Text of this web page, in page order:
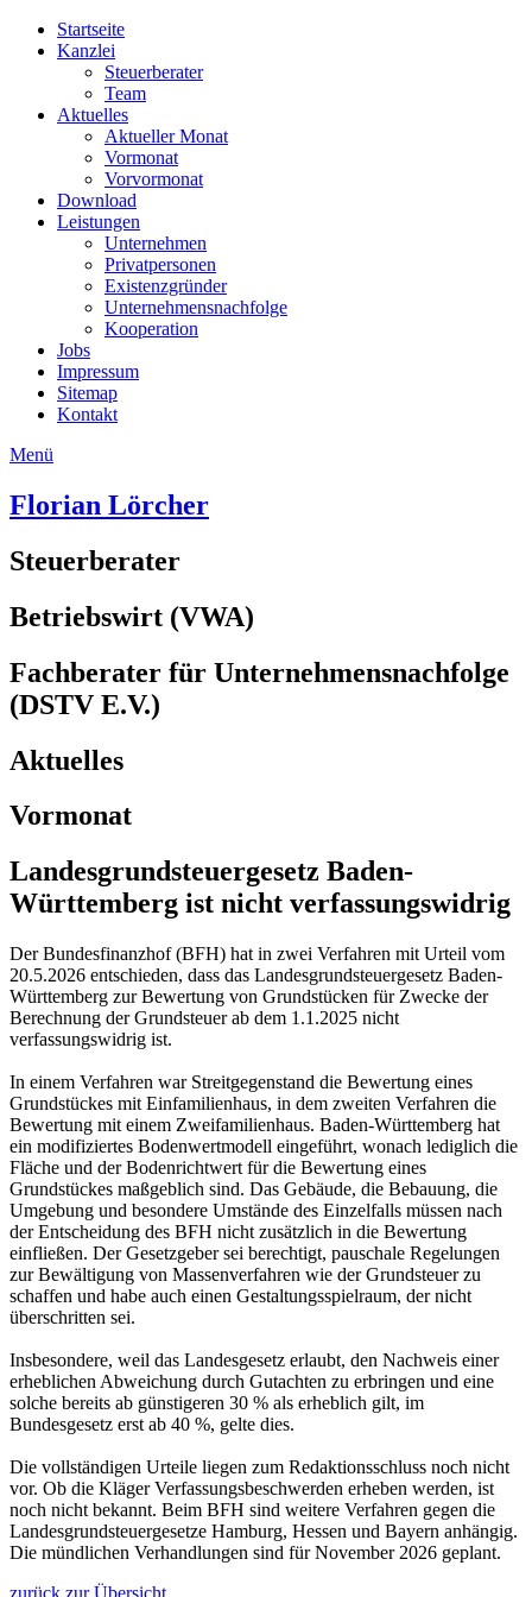
Startseite
Kanzlei
Steuerberater
Team
Aktuelles
Aktueller Monat
Vormonat
Vorvormonat
Download
Leistungen
Unternehmen
Privatpersonen
Existenzgründer
Unternehmensnachfolge
Kooperation
Jobs
Impressum
Sitemap
Kontakt
Menü
Florian Lörcher
Steuerberater
Betriebswirt (VWA)
Fachberater für Unternehmensnachfolge
(DSTV E.V.)
Aktuelles
Vormonat
Landesgrundsteuergesetz Baden-
Württemberg ist nicht verfassungswidrig
Der Bundesfinanzhof (BFH) hat in zwei Verfahren mit Urteil vom
20.5.2026 entschieden, dass das Landesgrundsteuergesetz Baden-
Württemberg zur Bewertung von Grundstücken für Zwecke der
Berechnung der Grundsteuer ab dem 1.1.2025 nicht
verfassungswidrig ist.
In einem Verfahren war Streitgegenstand die Bewertung eines
Grundstückes mit Einfamilienhaus, in dem zweiten Verfahren die
Bewertung mit einem Zweifamilienhaus. Baden-Württemberg hat
ein modifiziertes Bodenwertmodell eingeführt, wonach lediglich die
Fläche und der Bodenrichtwert für die Bewertung eines
Grundstückes maßgeblich sind. Das Gebäude, die Bebauung, die
Umgebung und besondere Umstände des Einzelfalls müssen nach
der Entscheidung des BFH nicht zusätzlich in die Bewertung
einfließen. Der Gesetzgeber sei berechtigt, pauschale Regelungen
zur Bewältigung von Massenverfahren wie der Grundsteuer zu
schaffen und habe auch einen Gestaltungsspielraum, der nicht
überschritten sei.
Insbesondere, weil das Landesgesetz erlaubt, den Nachweis einer
erheblichen Abweichung durch Gutachten zu erbringen und eine
solche bereits ab günstigeren 30 % als erheblich gilt, im
Bundesgesetz erst ab 40 %, gelte dies.
Die vollständigen Urteile liegen zum Redaktionsschluss noch nicht
vor. Ob die Kläger Verfassungsbeschwerden erheben werden, ist
noch nicht bekannt. Beim BFH sind weitere Verfahren gegen die
Landesgrundsteuergesetze Hamburg, Hessen und Bayern anhängig.
Die mündlichen Verhandlungen sind für November 2026 geplant.